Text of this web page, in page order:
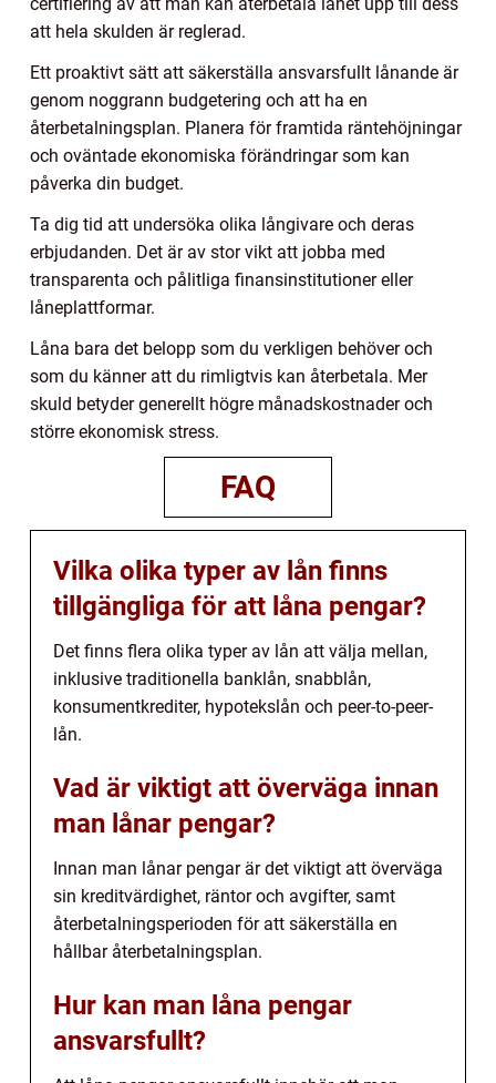
att hela skulden är reglerad.
Ett proaktivt sätt att säkerställa ansvarsfullt lånande är
genom noggrann budgetering och att ha en
återbetalningsplan. Planera för framtida räntehöjningar
och oväntade ekonomiska förändringar som kan
påverka din budget.
Ta dig tid att undersöka olika långivare och deras
erbjudanden. Det är av stor vikt att jobba med
transparenta och pålitliga finansinstitutioner eller
låneplattformar.
Låna bara det belopp som du verkligen behöver och
som du känner att du rimligtvis kan återbetala. Mer
skuld betyder generellt högre månadskostnader och
större ekonomisk stress.
FAQ
Vilka olika typer av lån finns
tillgängliga för att låna pengar?
Det finns flera olika typer av lån att välja mellan,
inklusive traditionella banklån, snabblån,
konsumentkrediter, hypotekslån och peer-to-peer-
lån.
Vad är viktigt att överväga innan
man lånar pengar?
Innan man lånar pengar är det viktigt att överväga
sin kreditvärdighet, räntor och avgifter, samt
återbetalningsperioden för att säkerställa en
hållbar återbetalningsplan.
Hur kan man låna pengar
ansvarsfullt?